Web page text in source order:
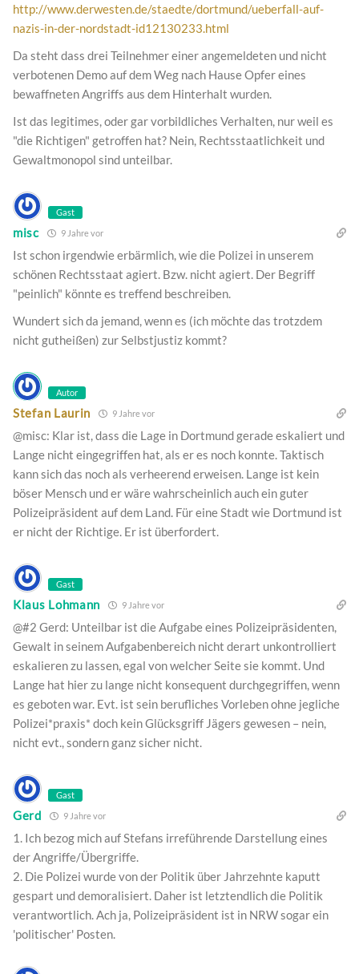
http://www.derwesten.de/staedte/dortmund/ueberfall-auf-
nazis-in-der-nordstadt-id12130233.html
Da steht dass drei Teilnehmer einer angemeldeten und nicht
verbotenen Demo auf dem Weg nach Hause Opfer eines
bewaffneten Angriffs aus dem Hinterhalt wurden.
Ist das legitimes, oder gar vorbildliches Verhalten, nur weil es
"die Richtigen" getroffen hat? Nein, Rechtsstaatlichkeit und
Gewaltmonopol sind unteilbar.
Gast
misc 9 Jahre vor
Ist schon irgendwie erbärmlich, wie die Polizei in unserem
schönen Rechtsstaat agiert. Bzw. nicht agiert. Der Begriff
"peinlich" könnte es treffend beschreiben.
Wundert sich da jemand, wenn es (ich möchte das trotzdem
nicht gutheißen) zur Selbstjustiz kommt?
Autor
Stefan Laurin 9 Jahre vor
@misc: Klar ist, dass die Lage in Dortmund gerade eskaliert und
Lange nicht eingegriffen hat, als er es noch konnte. Taktisch
kann sich das noch als verheerend erweisen. Lange ist kein
böser Mensch und er wäre wahrscheinlich auch ein guter
Polizeipräsident auf dem Land. Für eine Stadt wie Dortmund ist
er nicht der Richtige. Er ist überfordert.
Gast
Klaus Lohmann 9 Jahre vor
@#2 Gerd: Unteilbar ist die Aufgabe eines Polizeipräsidenten,
Gewalt in seinem Aufgabenbereich nicht derart unkontrolliert
eskalieren zu lassen, egal von welcher Seite sie kommt. Und
Lange hat hier zu lange nicht konsequent durchgegriffen, wenn
es geboten war. Evt. ist sein berufliches Vorleben ohne jegliche
Polizei*praxis* doch kein Glücksgriff Jägers gewesen – nein,
nicht evt., sondern ganz sicher nicht.
Gast
Gerd 9 Jahre vor
1. Ich bezog mich auf Stefans irreführende Darstellung eines
der Angriffe/Übergriffe.
2. Die Polizei wurde von der Politik über Jahrzehnte kaputt
gespart und demoralisiert. Daher ist letztendlich die Politik
verantwortlich. Ach ja, Polizeipräsident ist in NRW sogar ein
'politischer' Posten.